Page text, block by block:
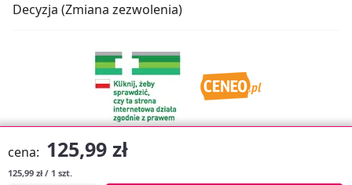
cena: 125,99 zł
125,99 zł / 1 szt.
Decyzja (Zmiana zezwolenia)